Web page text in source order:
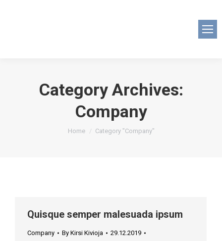
Category Archives:
Company
You are here:
Home Category "Company"
Quisque semper malesuada ipsum
Company By Kirsi Kivioja
29.12.2019